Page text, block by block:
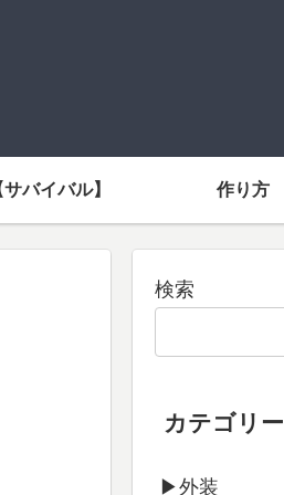
サバイバル】 作り方
検索
カテゴリー
▶外装